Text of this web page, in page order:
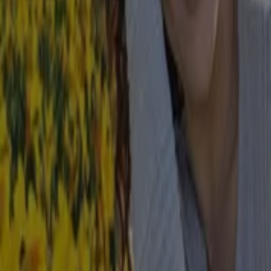
Baldessarini
29 m
fischertechnik
Königallee 1-9, Düsseldorf
34 m
Kö Galerie, Königsallee (Sevens) 56, Düsseldorf